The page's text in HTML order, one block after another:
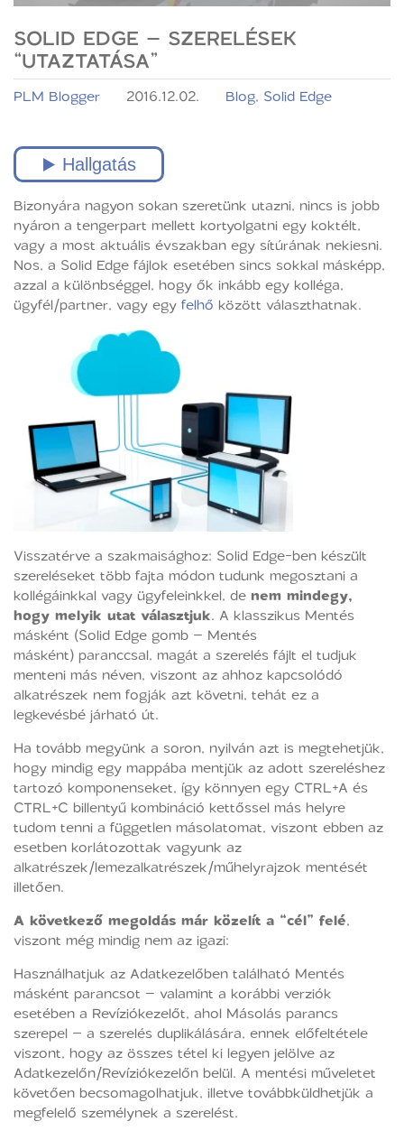
SOLID EDGE – SZERELÉSEK
“UTAZTATÁSA”
PLM Blogger 2016.12.02. Blog, Solid Edge
Bizonyára nagyon sokan szeretünk utazni, nincs is jobb
nyáron a tengerpart mellett kortyolgatni egy koktélt,
vagy a most aktuális évszakban egy sítúrának nekiesni.
Nos, a Solid Edge fájlok esetében sincs sokkal másképp,
azzal a különbséggel, hogy ők inkább egy kolléga,
ügyfél/partner, vagy egyfelhő között választhatnak.
Visszatérve a szakmaisághoz: Solid Edge-ben készült
szereléseket több fajta módon tudunk megosztani a
kollégáinkkal vagy ügyfeleinkkel, denem mindegy,
hogy melyik utat választjuk. A klasszikus Mentés
másként (Solid Edge gomb – Mentés
másként) paranccsal, magát a szerelés fájlt el tudjuk
menteni más néven, viszont az ahhoz kapcsolódó
alkatrészek nem fogják azt követni, tehát ez a
legkevésbé járható út.
Ha tovább megyünk a soron, nyilván azt is megtehetjük,
hogy mindig egy mappába mentjük az adott szereléshez
tartozó komponenseket, így könnyen egy CTRL+A és
CTRL+C billentyű kombináció kettőssel más helyre
tudom tenni a független másolatomat, viszont ebben az
esetben korlátozottak vagyunk az
alkatrészek/lemezalkatrészek/műhelyrajzok mentését
illetően.
A következő megoldás már közelít a “cél” felé,
viszont még mindig nem az igazi:
Használhatjuk az Adatkezelőben található Mentés
másként parancsot – valamint a korábbi verziók
esetében a Revíziókezelőt, ahol Másolás parancs
szerepel – a szerelés duplikálására, ennek előfeltétele
viszont, hogy az összes tétel ki legyen jelölve az
Adatkezelőn/Revíziókezelőn belül. A mentési műveletet
követően becsomagolhatjuk, illetve továbbküldhetjük a
megfelelő személynek a szerelést.